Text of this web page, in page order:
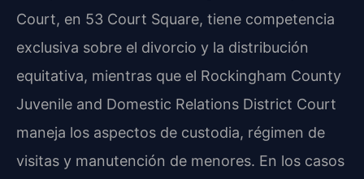
Court, en 53 Court Square, tiene competencia
exclusiva sobre el divorcio y la distribución
equitativa, mientras que el Rockingham County
Juvenile and Domestic Relations District Court
maneja los aspectos de custodia, régimen de
visitas y manutención de menores. En los casos